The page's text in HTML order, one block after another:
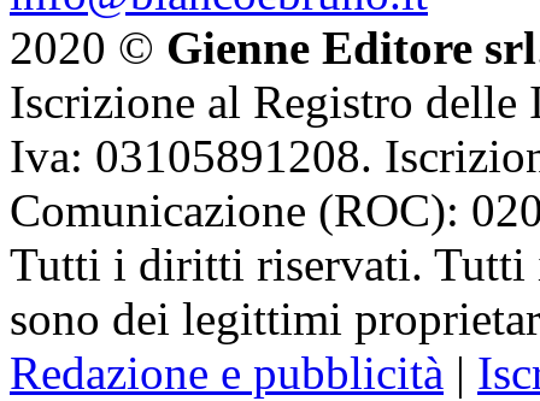
2020 © Gienne Editore srl
Iscrizione al Registro delle
Iva: 03105891208.
Comunicazione (ROC):
Tutti i diritti riservati. Tutti
sono dei legittimi
Redazione e pubblicità |